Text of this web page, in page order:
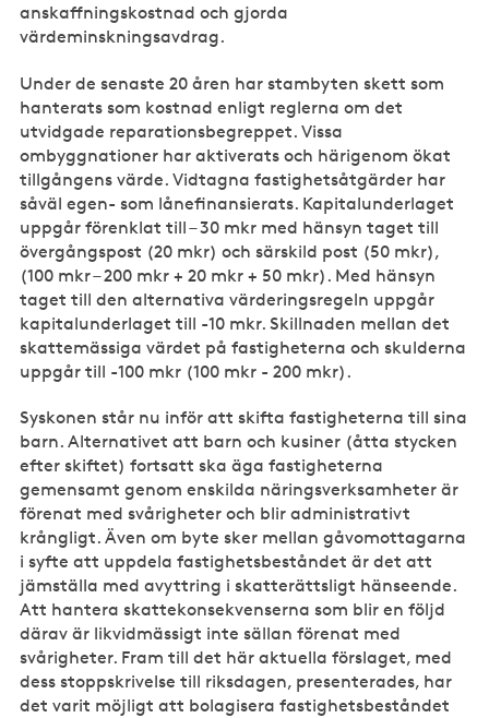
anskaffningskostnad och gjorda
värdeminskningsavdrag.
Under de senaste 20 åren har stambyten skett som
hanterats som kostnad enligt reglerna om det
utvidgade reparationsbegreppet. Vissa
ombyggnationer har aktiverats och härigenom ökat
tillgångens värde. Vidtagna fastighetsåtgärder har
såväl egen- som lånefinansierats. Kapitalunderlaget
uppgår förenklat till – 30 mkr med hänsyn taget till
övergångspost (20 mkr) och särskild post (50 mkr),
(100 mkr – 200 mkr + 20 mkr + 50 mkr). Med hänsyn
taget till den alternativa värderingsregeln uppgår
kapitalunderlaget till -10 mkr. Skillnaden mellan det
skattemässiga värdet på fastigheterna och skulderna
uppgår till -100 mkr (100 mkr - 200 mkr).
Syskonen står nu inför att skifta fastigheterna till sina
barn. Alternativet att barn och kusiner (åtta stycken
efter skiftet) fortsatt ska äga fastigheterna
gemensamt genom enskilda näringsverksamheter är
förenat med svårigheter och blir administrativt
krångligt. Även om byte sker mellan gåvomottagarna
i syfte att uppdela fastighetsbeståndet är det att
jämställa med avyttring i skatterättsligt hänseende.
Att hantera skattekonsekvenserna som blir en följd
därav är likvidmässigt inte sällan förenat med
svårigheter. Fram till det här aktuella förslaget, med
dess stoppskrivelse till riksdagen, presenterades, har
det varit möjligt att bolagisera fastighetsbeståndet